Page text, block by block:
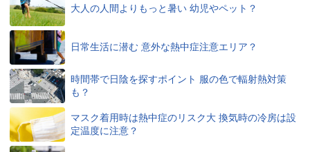
大人の人間よりもっと暑い 幼児やペット？
日常生活に潜む 意外な熱中症注意エリア？
時間帯で日陰を探すポイント 服の色で輻射熱対策
も？
マスク着用時は熱中症のリスク大 換気時の冷房は設
定温度に注意？